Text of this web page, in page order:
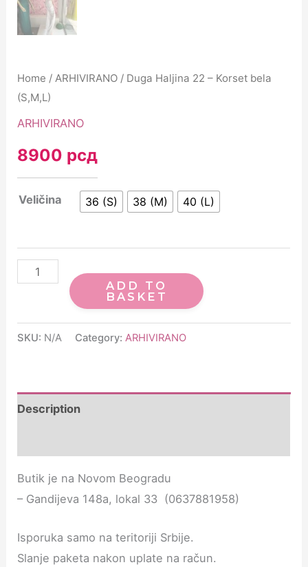
Home /ARHIVIRANO / Duga Haljina 22 – Korset bela
(S,M,L)
ARHIVIRANO
8900 рсд
Veličina 36 (S) 38 (M) 40 (L)
ADD TO
BASKET
SKU: N/A Category:ARHIVIRANO
Description
Butik je na Novom Beogradu
– Gandijeva 148a, lokal 33 (0637881958)
Isporuka samo na teritoriji Srbije.
Slanje paketa nakon uplate na račun.